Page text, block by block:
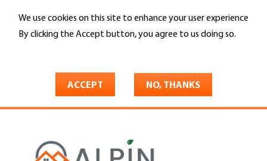
We use cookies on this site to enhance your user experience
By clicking the Accept button, you agree to us doing so.
ACCEPT NO, THANKS
main
Search
Alpin Bedachungen AG